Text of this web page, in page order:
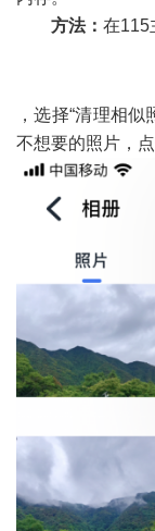
方法： 在115
，选择“清理相
不想要的照片，点